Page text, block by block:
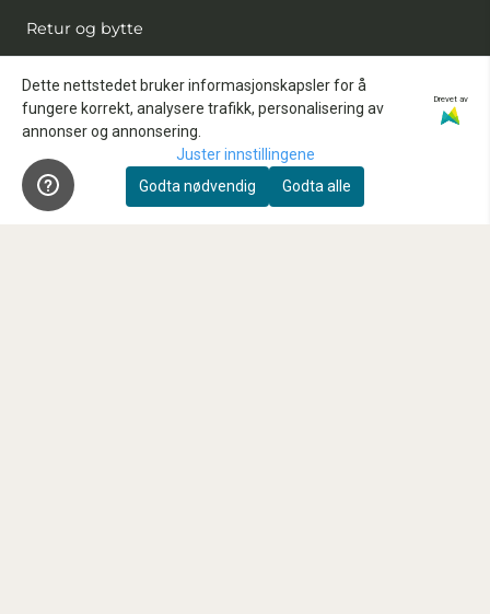
Retur og bytte
Kontakt oss
Reparasjon og service
Innbytte
Dette nettstedet bruker informasjonskapsler for å
fungere korrekt, analysere trafikk, personalisering av
annonser og annonsering.
Drevet av
Juster innstillingene
Godta nødvendig
Godta alle